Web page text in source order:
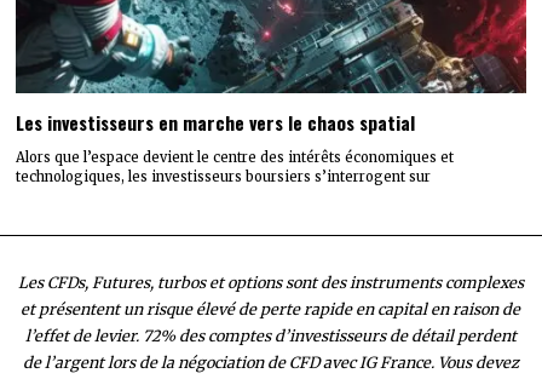
Les investisseurs en marche vers le chaos spatial
Alors que l’espace devient le centre des intérêts économiques et
technologiques, les investisseurs boursiers s’interrogent sur
Les CFDs, Futures, turbos et options sont des instruments complexes
et présentent un risque élevé de perte rapide en capital en raison de
l’effet de levier. 72% des comptes d’investisseurs de détail perdent
de l’argent lors de la négociation de CFD avec IG France. Vous devez